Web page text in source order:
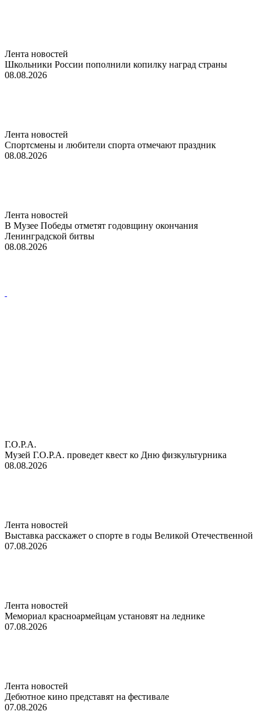
Лента новостей
Школьники России пополнили копилку наград страны
08.08.2026
Лента новостей
Спортсмены и любители спорта отмечают праздник
08.08.2026
Лента новостей
В Музее Победы отметят годовщину окончания
Ленинградской битвы
08.08.2026
Г.О.Р.А.
Музей Г.О.Р.А. проведет квест ко Дню физкультурника
08.08.2026
Лента новостей
Выставка расскажет о спорте в годы Великой Отечественной
07.08.2026
Лента новостей
Мемориал красноармейцам установят на леднике
07.08.2026
Лента новостей
Дебютное кино представят на фестивале
07.08.2026